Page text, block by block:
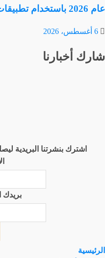
عام 2026 باستخدام تطبيقات الهواتف الذكية هذه
6 أغسطس، 2026
شارك أخبارنا
اشترك بنشرتنا البريدية
بريدك
الرئيسية